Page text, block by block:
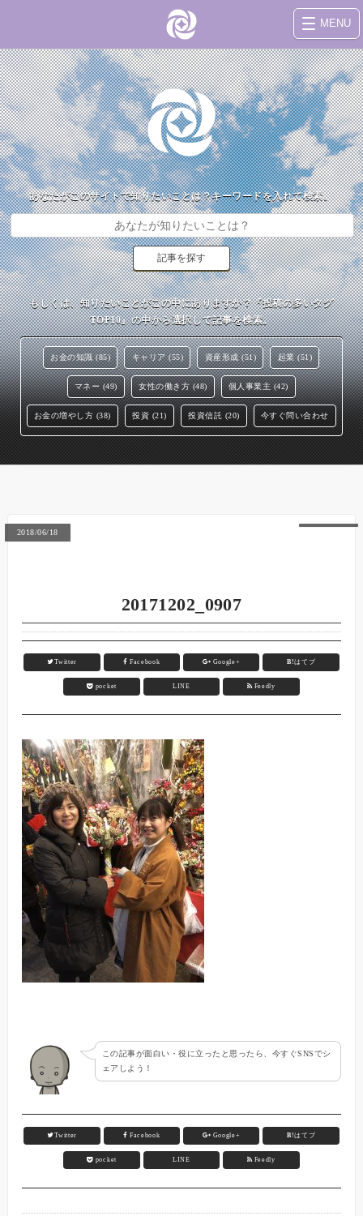
MENU
あなたがこのサイトで知りたいことは？キーワードを入れて検索。
もしくは、知りたいことがこの中にありますか？『投稿の多いタグ
TOP10』の中から選択して記事を検索。
お金の知識 (85) キャリア (55) 資産形成 (51) 起業 (51)
マネー (49) 女性の働き方 (48) 個人事業主 (42)
お金の増やし方 (38) 投資 (21) 投資信託 (20) 今すぐ問い合わせ
2018/06/18
20171202_0907
Twitter Facebook Google+ B!はてブ
pocket LINE Feedly
この記事が面白い・役に立ったと思ったら、今すぐSNSでシ
ェアしよう！
Twitter Facebook Google+ B!はてブ
pocket LINE Feedly